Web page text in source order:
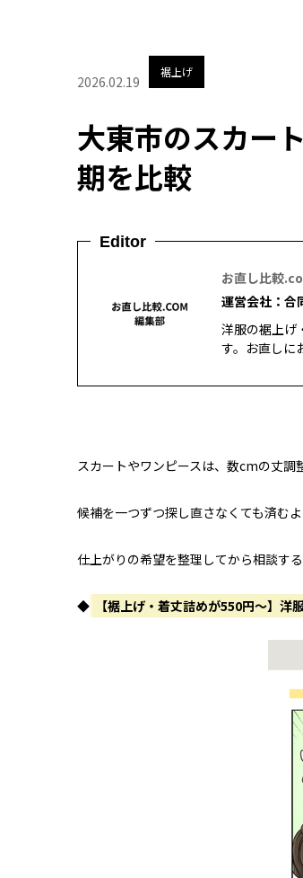
2026.02.19
裾上げ
大東市のスカー
期を比較
Editor
お直し比較
運営会社：合
洋服の裾上げ
す。お直しに
スカートやワンピースは、数cmの丈調
候補を一つずつ探し直さなくても済む
仕上がりの希望を整理してから相談す
◆ 【裾上げ・着丈詰めが550円〜】